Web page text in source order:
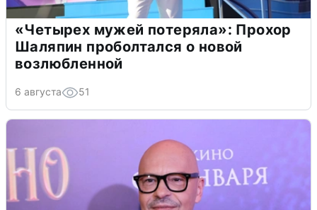
«Четырех мужей потеряла»: Прохор
Шаляпин проболтался о новой
возлюбленной
6 августа 51